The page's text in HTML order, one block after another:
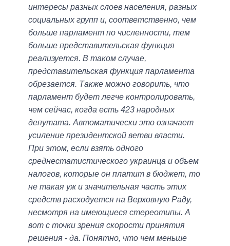
интересы разных слоев населения, разных
социальных групп и, соответственно, чем
больше парламент по численности, тем
больше представительская функция
реализуется. В таком случае,
представительская функция парламента
обрезается. Также можно говорить, что
парламент будет легче контролировать,
чем сейчас, когда есть 423 народных
депутата. Автоматически это означает
усиление президентской ветви власти.
При этом, если взять одного
среднестатистического украинца и объем
налогов, которые он платит в бюджет, то
не такая уж и значительная часть этих
средств расходуется на Верховную Раду,
несмотря на имеющиеся стереотипы. А
вот с точки зрения скорости принятия
решения - да. Понятно, что чем меньше